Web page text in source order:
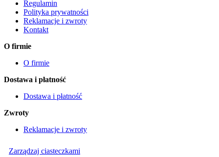
Regulamin
Polityka prywatności
Reklamacje i zwroty
Kontakt
O firmie
O firmie
Dostawa i płatność
Dostawa i płatność
Zwroty
Reklamacje i zwroty
Zarządzaj ciasteczkami